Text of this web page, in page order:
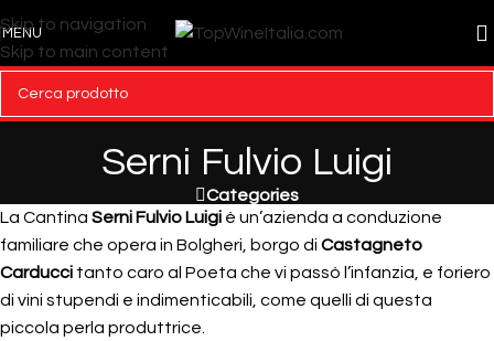
Skip to navigation
Skip to main content
MENU
Serni Fulvio Luigi
Categories
La Cantina Serni Fulvio Luigi è un’azienda a conduzione
familiare che opera in Bolgheri, borgo di Castagneto
Carducci tanto caro al Poeta che vi passò l’infanzia, e foriero
di vini stupendi e indimenticabili, come quelli di questa
piccola perla produttrice.